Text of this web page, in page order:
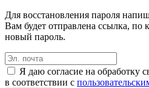
Для восстановления пароля
Вам будет отправлена ссылка, по
новый пароль.
Я даю согласие на обработку
в соответствии с